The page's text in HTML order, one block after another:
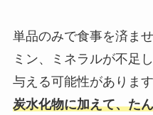
単品のみで食事を済ま
ミン、ミネラルが不足
与える可能性がありま
炭水化物に加えて、た